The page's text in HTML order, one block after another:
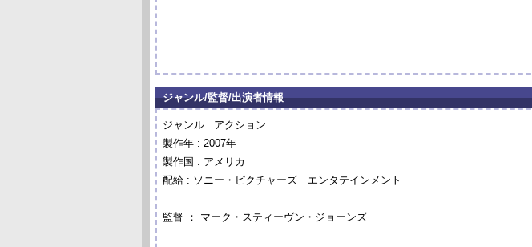
ジャンル/監督/出演者情報
ジャンル : アクション
製作年 : 2007年
製作国 : アメリカ
配給 : ソニー・ピクチャーズ エンタテインメント
監督 ： マーク・スティーヴン・ジョーンズ